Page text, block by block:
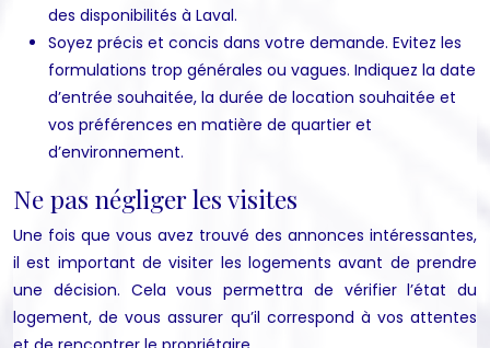
des disponibilités à Laval.
Soyez précis et concis dans votre demande. Evitez les
formulations trop générales ou vagues. Indiquez la date
d’entrée souhaitée, la durée de location souhaitée et
vos préférences en matière de quartier et
d’environnement.
Ne pas négliger les visites
Une fois que vous avez trouvé des annonces intéressantes,
il est important de visiter les logements avant de prendre
une décision. Cela vous permettra de vérifier l’état du
logement, de vous assurer qu’il correspond à vos attentes